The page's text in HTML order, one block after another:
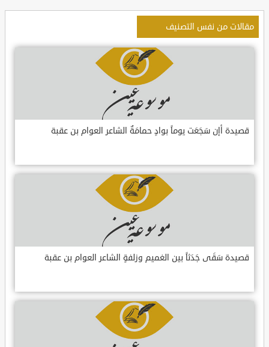
مقالات من نفس التصنيف
قصيدة أإن سَجَعَت يوماً بوادٍ حمامَةٌ الشاعر العوام بن عقبة
قصيدة سَقَى جَدَثاً بين الغميم وزلفةٍ الشاعر العوام بن عقبة